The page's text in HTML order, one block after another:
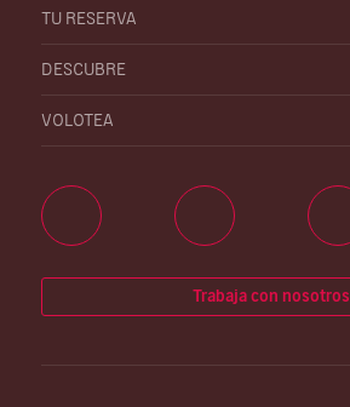
TU RESERVA
DESCUBRE
VOLOTEA
Trabaja con nosotros